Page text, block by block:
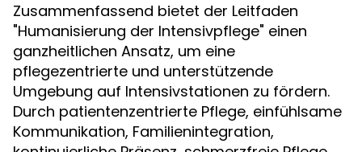
Zusammenfassend bietet der Leitfaden
"Humanisierung der Intensivpflege" einen
ganzheitlichen Ansatz, um eine
pflegezentrierte und unterstützende
Umgebung auf Intensivstationen zu fördern.
Durch patientenzentrierte Pflege, einfühlsame
Kommunikation, Familienintegration,